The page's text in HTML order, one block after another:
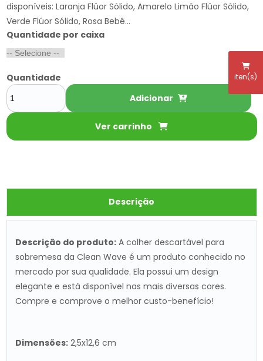
iten(s)
disponíveis: Laranja Flúor Sólido, Amarelo Limão Flúor Sólido,
Verde Flúor Sólido, Rosa Bebê...
Quantidade por caixa
Quantidade
Adicionar
Ver carrinho
Descrição
Descrição do produto:A colher descartável para
sobremesa da Clean Wave é um produto conhecido no
mercado por sua qualidade. Ela possui um design
elegante e está disponível nas mais diversas cores.
Compre e comprove o melhor custo-benefício!
Dimensões:2,5x12,6 cm